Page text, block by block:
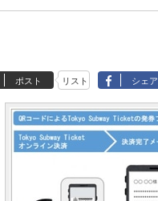
ポスト リスト シェア